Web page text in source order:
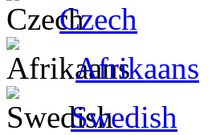
Czech
Afrikaans
Swedish